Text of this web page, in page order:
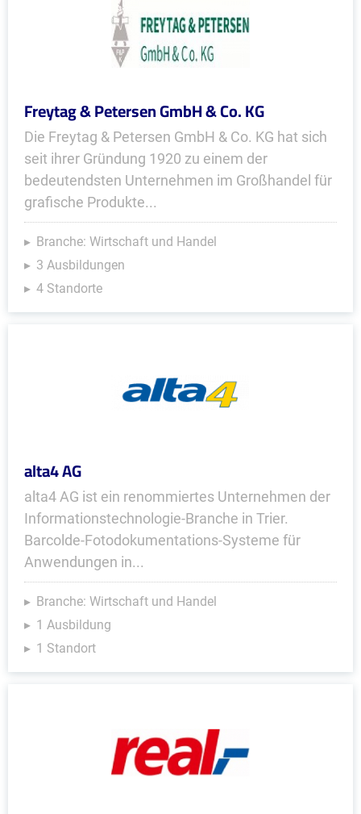
Freytag & Petersen GmbH & Co. KG
Die Freytag & Petersen GmbH & Co. KG hat sich
seit ihrer Gründung 1920 zu einem der
bedeutendsten Unternehmen im Großhandel für
grafische Produkte...
Branche: Wirtschaft und Handel
3 Ausbildungen
4 Standorte
alta4 AG
alta4 AG ist ein renommiertes Unternehmen der
Informationstechnologie-Branche in Trier.
Barcolde-Fotodokumentations-Systeme für
Anwendungen in...
Branche: Wirtschaft und Handel
1 Ausbildung
1 Standort